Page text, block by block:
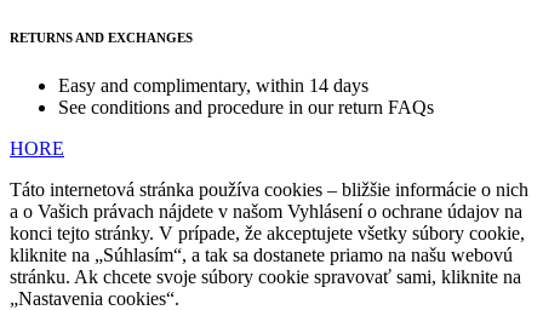
RETURNS AND EXCHANGES
Easy and complimentary, within 14 days
See conditions and procedure in our return FAQs
HORE
Táto internetová stránka používa cookies – bližšie informácie o nich
a o Vašich právach nájdete v našom Vyhlásení o ochrane údajov na
konci tejto stránky. V prípade, že akceptujete všetky súbory cookie,
kliknite na „Súhlasím“, a tak sa dostanete priamo na našu webovú
stránku. Ak chcete svoje súbory cookie spravovať sami, kliknite na
„Nastavenia cookies“.